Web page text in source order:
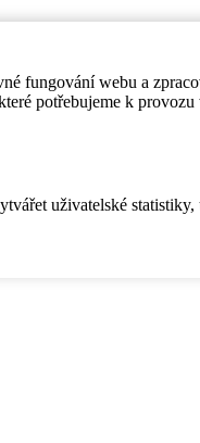
fungování webu a
potřebujeme k
uživatelské